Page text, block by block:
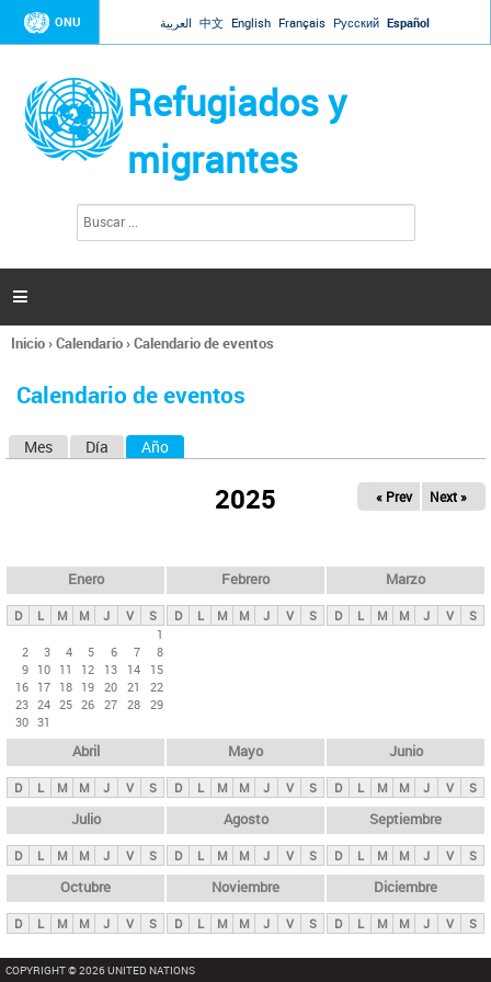
Jump to navigation
ONU العربية 中文 English Français Русский Español
Refugiados y
migrantes
l
d
s

Se
usted
Inicio›Calendario›Calendario de eventos
Calendario de eventos
s
p
n
c
i
p
l
e
s
Mes Día Año
2025 « Prev Next »
Enero
D L M M J V
S
1
2
3 4 5 6 7
8
9 10 11 12 13 14
15
16 17 18 19 20 21
22
23 24 25 26 27 28 29
30 31
Febrero
D L M M J V S
Marzo
D L M M J V S
Abril
D L M M J V S
Mayo
D L M M J V S
Junio
D L M M J V S
Julio
D L M M J V S
Agosto
D L M M J V S
Septiembre
D L M M J V S
Octubre
D L M M J V S
Noviembre
D L M M J V S
Diciembre
D L M M J V S
COPYRIGHT © 2026 UNITED NATIONS